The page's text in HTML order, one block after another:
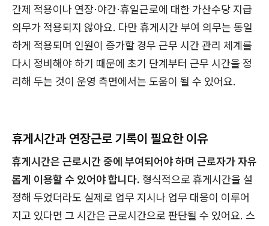
간제 적용이나 연장·야간·휴일근로에 대한 가산수당 지급
의무가 적용되지 않아요. 다만 휴게시간 부여 의무는 동일
하게 적용되며 인원이 증가할 경우 근무 시간 관리 체계를
다시 정비해야 하기 때문에 초기 단계부터 근무 시간을 정
리해 두는 것이 운영 측면에서는 도움이 될 수 있어요.
휴게시간과 연장근로 기록이 필요한 이유
휴게시간은 근로시간 중에 부여되어야 하며 근로자가 자유
롭게 이용할 수 있어야 합니다. 형식적으로 휴게시간을 설
정해 두었더라도 실제로 업무 지시나 업무 대응이 이루어
지고 있다면 그 시간은 근로시간으로 판단될 수 있어요. 스